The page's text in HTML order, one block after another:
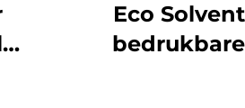
Eco Solvent
bedrukbare